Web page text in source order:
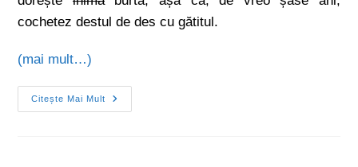
cochetez destul de des cu gătitul.
(mai mult…)
Citește Mai Mult